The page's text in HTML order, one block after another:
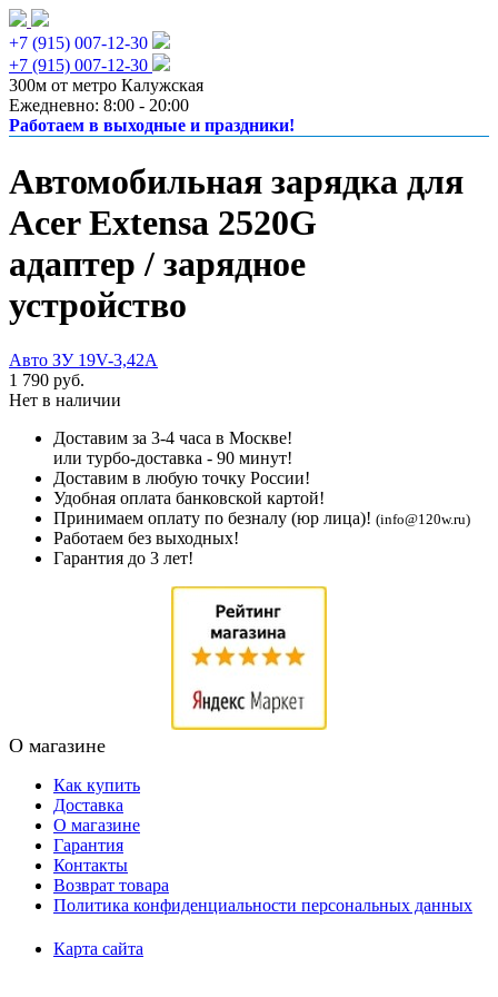
+7 (915) 007-12-30
+7 (915) 007-12-30
300м от метро Калужская
Ежедневно: 8:00 - 20:00
Работаем в выходные и праздники!
Автомобильная зарядка для
Acer Extensa 2520G
адаптер / зарядное
устройство
Авто ЗУ 19V-3,42A
1 790 руб.
Нет в наличии
Доставим за 3-4 часа в Москве!
или турбо-доставка - 90 минут!
Доставим в любую точку России!
Удобная оплата банковской картой!
Принимаем оплату по безналу (юр лица)! (info@120w.ru)
Работаем без выходных!
Гарантия до 3 лет!
О магазине
Как купить
Доставка
О магазине
Гарантия
Контакты
Возврат товара
Политика конфиденциальности персональных данных
Карта сайта